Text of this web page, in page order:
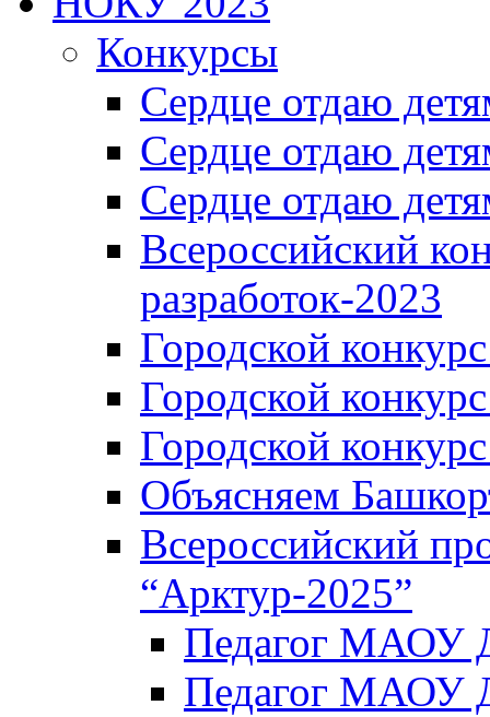
Конкурсы
Сердце отдаю
Сердце отдаю
Сердце отдаю
Всероссийский
разработок-2023
Городской
Городской
Городской
Объясняем
Всероссийский
“Арктур-2025”
Педагог МАОУ
Педагог МАОУ